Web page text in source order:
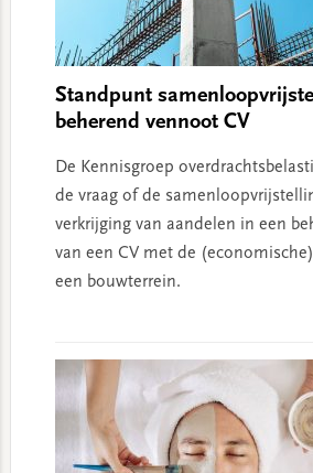
Standpunt
beherend vennoot CV
De Kennisgroep
de vraag of de
verkrijging van aandelen in een
van een CV met de
een bouwterrein.